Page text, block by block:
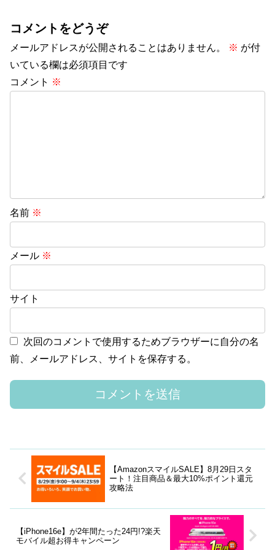
コメントをどうぞ
メールアドレスが公開されることはありません。 ※ が付
いている欄は必須項目です
コメント ※
名前 ※
メール ※
サイト
次回のコメントで使用するためブラウザーに自分の名
前、メールアドレス、サイトを保存する。
【AmazonスマイルSALE】8月29日スタ
ート！注目商品＆最大10%ポイント還元
攻略法
【iPhone16e】が2年間たった24円!?楽天
モバイル超お得キャンペーン